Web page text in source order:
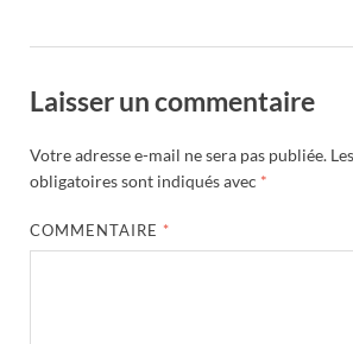
Laisser un commentaire
Votre adresse e-mail ne sera pas publiée.
obligatoires sont indiqués avec *
COMMENTAIRE *